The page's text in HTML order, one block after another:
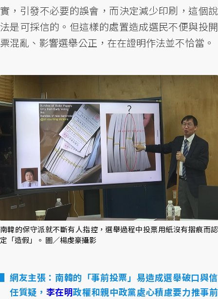
實，引發不必要的誤會，而決定減少印刷，這個說
法是可採信的。但這樣的處置造成選民不便與投開
票混亂、影響選舉公正，在在證明作法並不恰當。
南韓的保守派就不斷有人指控，選舉過程中投票用紙沒有摺痕而認
定「造假」。 圖／楊虔豪攝影
網友主張：南韓的「事前投票」易造成選舉破口與信
任質疑， 李在明政權和親中政黨處心積慮要力推事前